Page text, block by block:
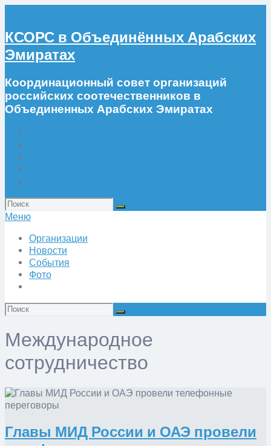
КСОРС в Объединённых Арабских
Эмиратах
Координационный совет организаций
российских соотечественников в
Объединенных Арабских Эмиратах
Искать:
Меню
Организации
Новости
События
Фото
Искать:
Международное
сотрудничество
​Главы МИД России и ОАЭ провели